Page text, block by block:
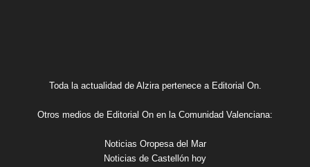
Toda la actualidad de Alzira pertenece a Editorial On.
Otros medios de Editorial On en la Comunidad Valenciana:
Noticias Oropesa del Mar
Noticias de Castellón hoy